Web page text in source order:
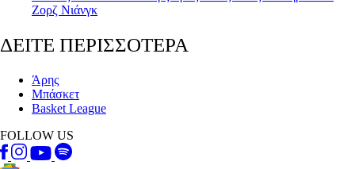
Ζορζ Νιάνγκ
ΔΕΙΤΕ ΠΕΡΙΣΣΟΤΕΡΑ
Άρης
Μπάσκετ
Basket League
FOLLOW US